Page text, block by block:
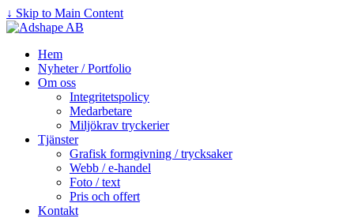
↓ Skip to Main Content
Hem
Nyheter / Portfolio
Om oss
Integritetspolicy
Medarbetare
Miljökrav tryckerier
Tjänster
Grafisk formgivning / trycksaker
Webb / e-handel
Foto / text
Pris och offert
Kontakt